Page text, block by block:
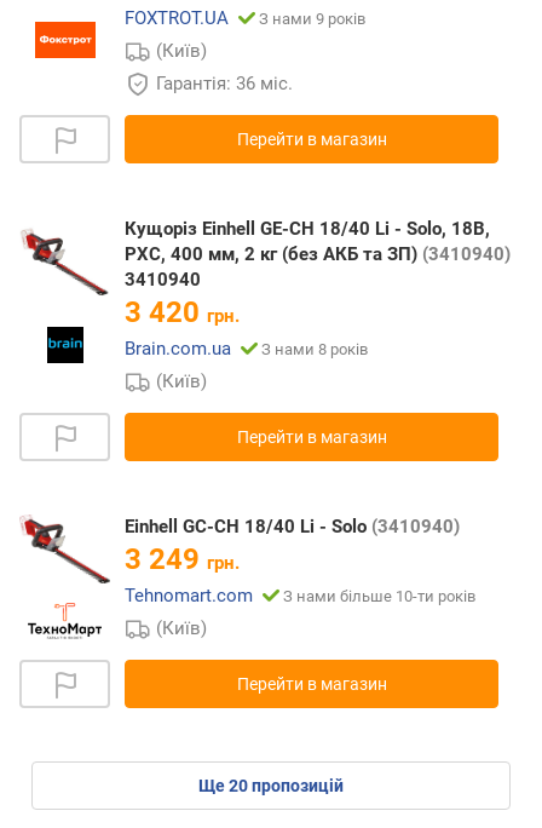
FOXTROT.UA
З нами 9 років
(Київ)
Гарантія: 36 міс.
Перейти в магазин
Кущоріз Einhell GE-CH 18/40 Li - Solo, 18В,
PXC, 400 мм, 2 кг (без АКБ та ЗП) (3410940)
3410940
3 420 грн.
Brain.com.ua
З нами 8 років
(Київ)
Перейти в магазин
Einhell GC-CH 18/40 Li - Solo (3410940)
3 249 грн.
Tehnomart.com
З нами більше 10-ти років
(Київ)
Перейти в магазин
ще20пропозицій